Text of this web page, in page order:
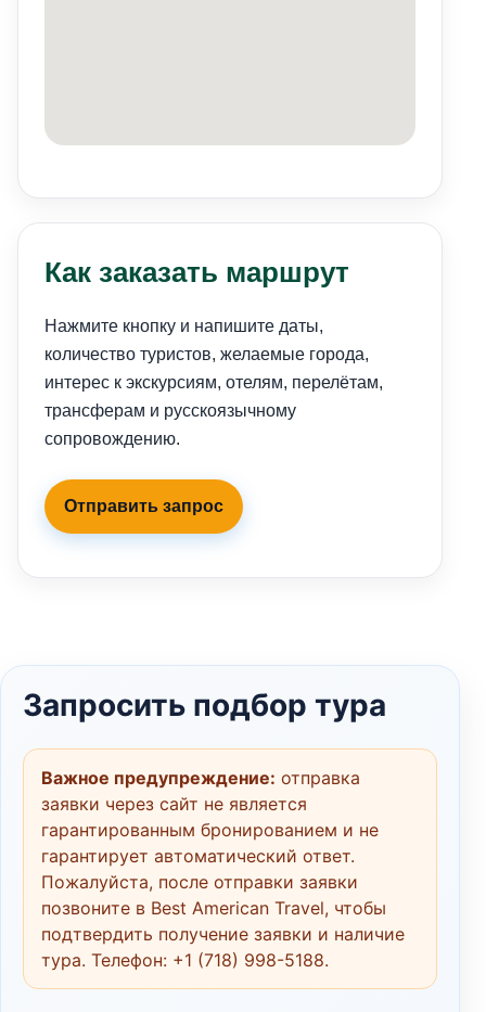
Как заказать маршрут
Нажмите кнопку и напишите даты,
количество туристов, желаемые города,
интерес к экскурсиям, отелям, перелётам,
трансферам и русскоязычному
сопровождению.
Отправить запрос
Запросить подбор тура
Важное предупреждение: отправка
заявки через сайт не является
гарантированным бронированием и не
гарантирует автоматический ответ.
Пожалуйста, после отправки заявки
позвоните в Best American Travel, чтобы
подтвердить получение заявки и наличие
тура. Телефон: +1 (718) 998-5188.